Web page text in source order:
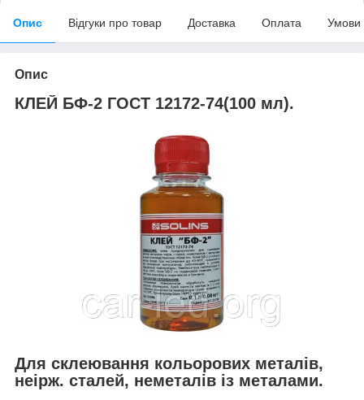
Опис Відгуки про товар Доставка Оплата Умови
Опис
КЛЕЙ БФ-2 ГОСТ 12172-74(100 мл).
Для склеювання кольорових металів,
неірж. сталей, неметалів із металами.